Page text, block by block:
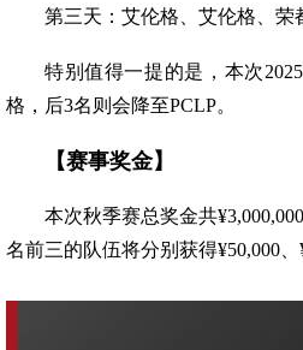
第三天：艾伦格、艾伦格、
特别值得一提的是，本次
格，后3名则会降至PCLP。
【赛事奖金】
本次秋季赛总奖金共
名前三的队伍将分别获得¥50,000、